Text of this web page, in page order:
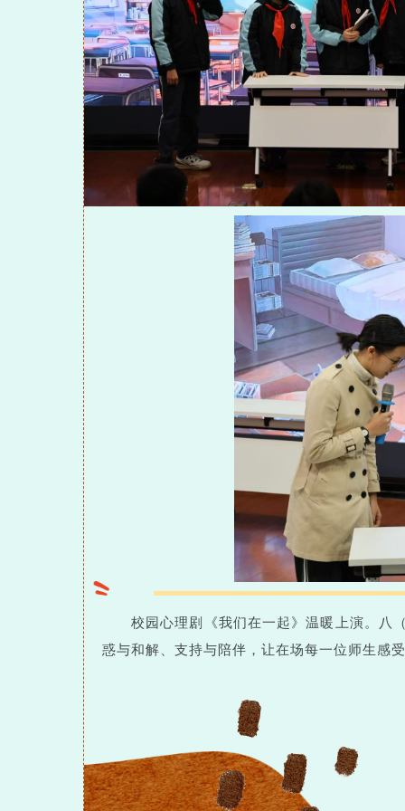
校园心理剧《我们在一起》温暖上演。八
惑与和解、支持与陪伴，让在场每一位师生感